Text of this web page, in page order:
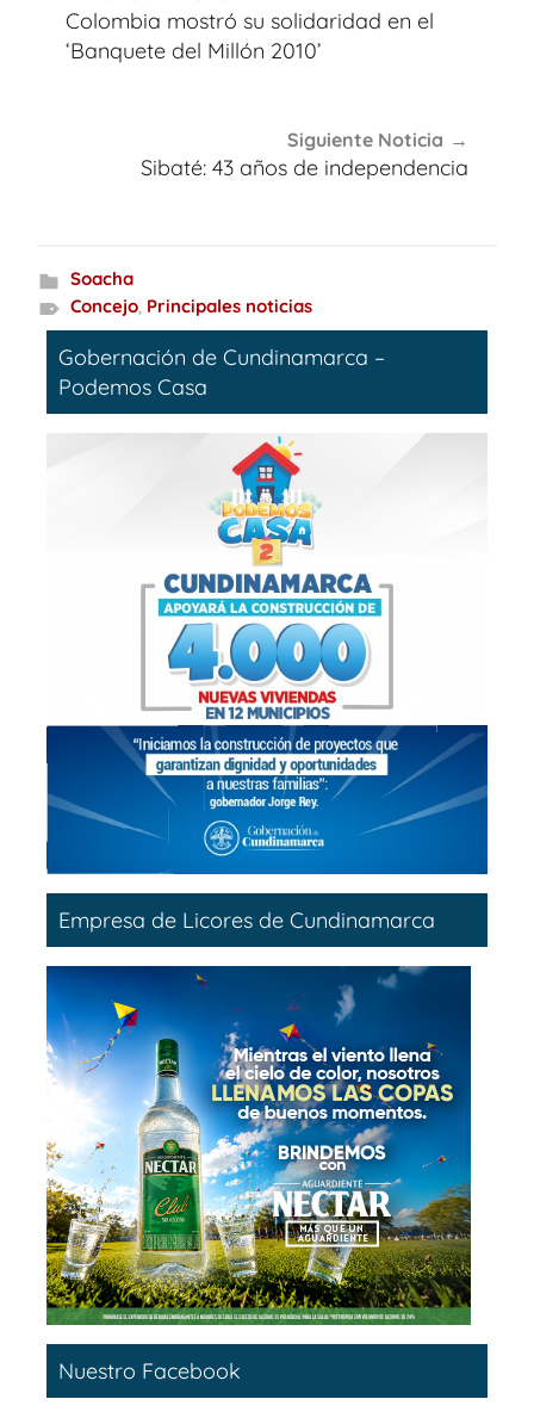
de
entradas
Colombia mostró su solidaridad en el
‘Banquete del Millón 2010’
Siguiente Noticia
Sibaté: 43 años de independencia
Soacha
Concejo, Principales noticias
Gobernación de Cundinamarca –
Podemos Casa
Empresa de Licores de Cundinamarca
Nuestro Facebook